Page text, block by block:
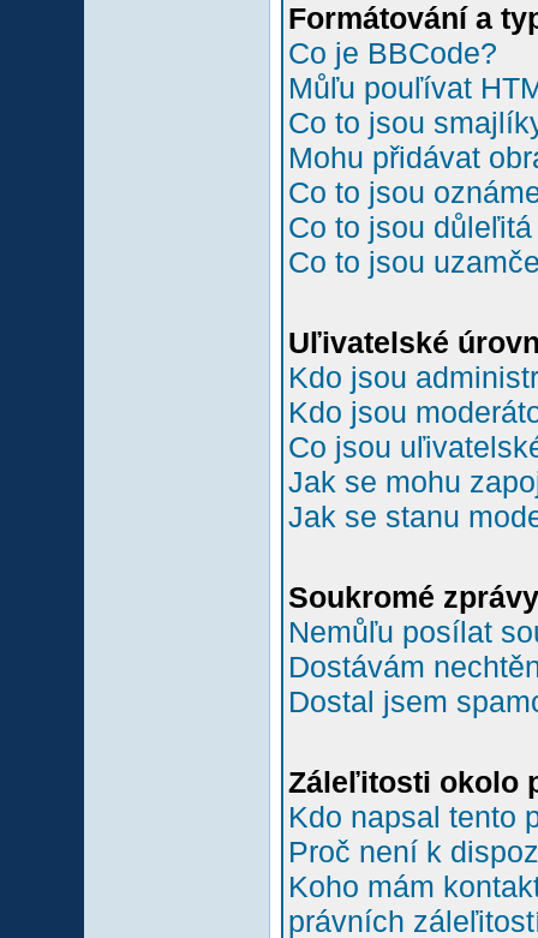
Formátování a
Co je BBCode?
Můľu pouľívat
Co to jsou
Mohu přidávat
Co to jsou
Co to jsou
Co to jsou
Uľivatelské
Kdo jsou
Kdo jsou
Co jsou
Jak se mohu
Jak se stanu
Soukromé zprávy
Nemůľu posílat
Dostávám
Dostal jsem
Záleľitosti okolo
Kdo napsal tento
Proč není k
Koho mám
právních